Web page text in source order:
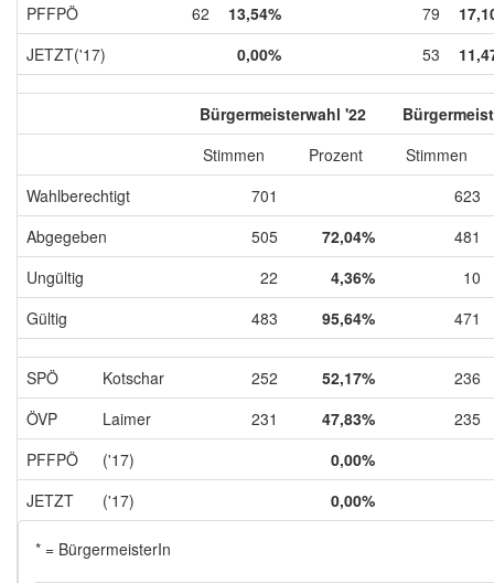
PFFPÖ
62 13,54% 79
JETZT('17)
0,00% 53
Bürgermeisterwahl '22
Stimmen
Prozent
Stimmen
Wahlberechtigt
701
623
Abgegeben
505 72,04%
481
Ungültig
22 4,36%
10
Gültig
483 95,64% 471
SPÖ Kotschar 252 52,17%
236
ÖVP
Laimer 231 47,83%
235
PFFPÖ
('17)
0,00%
JETZT
('17) 0,00%
* = BürgermeisterIn